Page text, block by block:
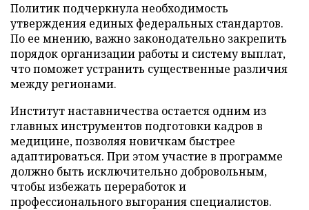
Политик подчеркнула необходимость
утверждения единых федеральных стандартов.
По ее мнению, важно законодательно закрепить
порядок организации работы и систему выплат,
что поможет устранить существенные различия
между регионами.
Институт наставничества остается одним из
главных инструментов подготовки кадров в
медицине, позволяя новичкам быстрее
адаптироваться. При этом участие в программе
должно быть исключительно добровольным,
чтобы избежать переработок и
профессионального выгорания специалистов.